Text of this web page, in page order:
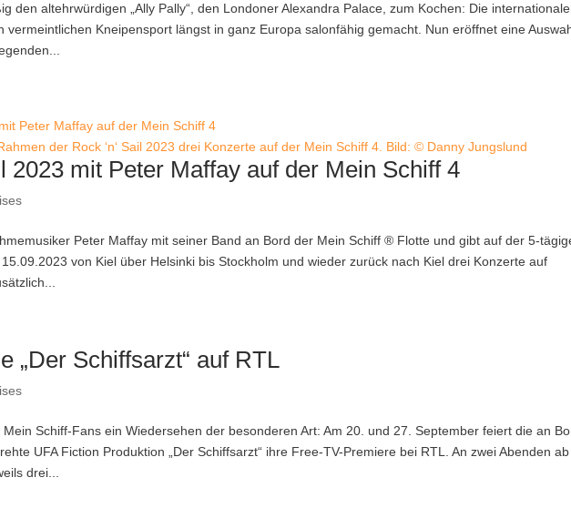
den altehrwürdigen „Ally Pally“, den Londoner Alexandra Palace, zum Kochen: Die
vermeintlichen Kneipensport längst in ganz Europa salonfähig gemacht. Nun eröffnet eine
der Rock ‘n‘ Sail 2023 drei Konzerte auf der Mein Schiff 4. Bild: © Danny Jungslund
2023 mit Peter Maffay auf der Mein Schiff 4
Peter Maffay mit seiner Band an Bord der Mein Schiff ® Flotte und gibt auf der 5-
von Kiel über Helsinki bis Stockholm und wieder zurück nach Kiel drei Konzerte auf
„Der Schiffsarzt“ auf RTL
Schiff-Fans ein Wiedersehen der besonderen Art: Am 20. und 27. September feiert die an
UFA Fiction Produktion „Der Schiffsarzt“ ihre Free-TV-Premiere bei RTL. An zwei Abenden ab
drei...